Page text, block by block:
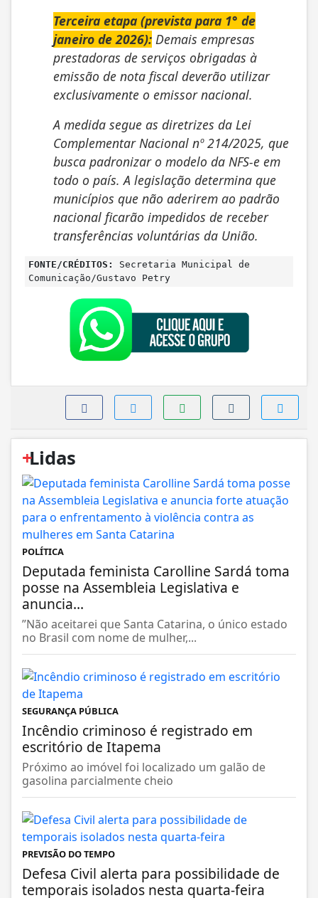
Terceira etapa (prevista para 1° de
janeiro de 2026): Demais empresas
prestadoras de serviços obrigadas à
emissão de nota fiscal deverão utilizar
exclusivamente o emissor nacional.
A medida segue as diretrizes da Lei
Complementar Nacional nº 214/2025, que
busca padronizar o modelo da NFS-e em
todo o país. A legislação determina que
municípios que não aderirem ao padrão
nacional ficarão impedidos de receber
transferências voluntárias da União.
FONTE/CRÉDITOS:
Secretaria Municipal de
Comunicação/Gustavo Petry
+
Lidas
POLÍTICA
Deputada feminista Carolline Sardá toma
posse na Assembleia Legislativa e
anuncia...
”Não aceitarei que Santa Catarina, o único estado
no Brasil com nome de mulher,...
SEGURANÇA PÚBLICA
Incêndio criminoso é registrado em
escritório de Itapema
Próximo ao imóvel foi localizado um galão de
gasolina parcialmente cheio
PREVISÃO DO TEMPO
Defesa Civil alerta para possibilidade de
temporais isolados nesta quarta-feira